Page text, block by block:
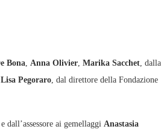
Bona Anna Olivier Marika Sacchet , dalla
Lisa Pegoraro , dal direttore della Fondazione
e dall’assessore ai gemellaggi Anastasia